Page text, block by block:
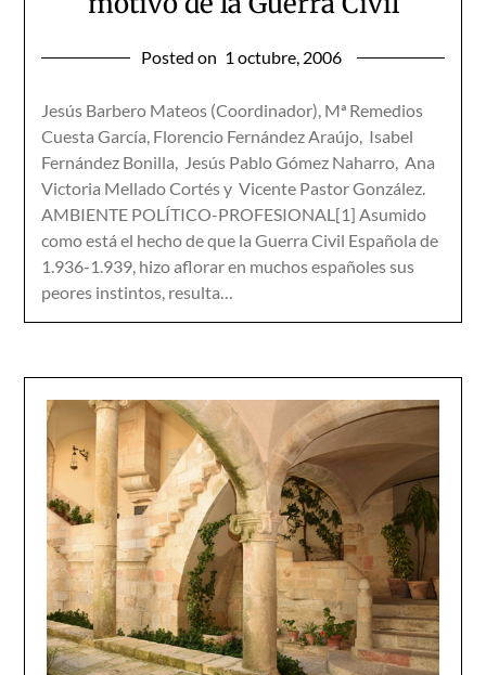
Posted on 1 octubre, 2006
Jesús Barbero Mateos (Coordinador), Mª Remedios
Cuesta García, Florencio Fernández Araújo, Isabel
Fernández Bonilla, Jesús Pablo Gómez Naharro, Ana
Victoria Mellado Cortés y Vicente Pastor González.
AMBIENTE POLÍTICO-PROFESIONAL[1] Asumido
como está el hecho de que la Guerra Civil Española de
1.936-1.939, hizo aflorar en muchos españoles sus
peores instintos, resulta…